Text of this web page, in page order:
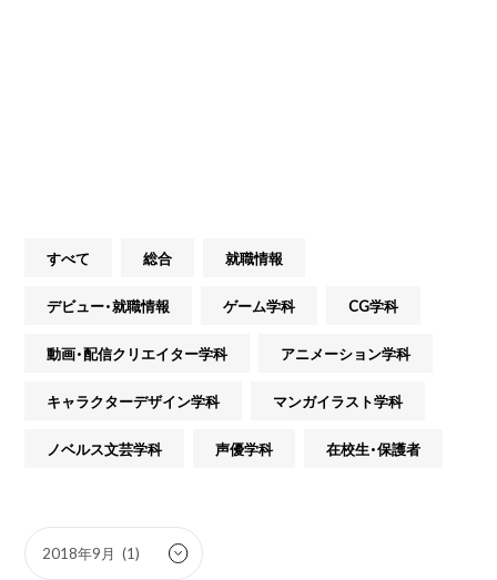
すべて 総合 就職情報
デビュー・就職情報 ゲーム学科 CG学科
動画・配信クリエイター学科 アニメーション学科
キャラクターデザイン学科 マンガイラスト学科
ノベルス文芸学科 声優学科 在校生・保護者